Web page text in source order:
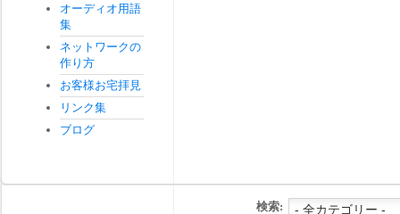
オーディオ用語
集
ネットワークの
作り方
お客様お宅拝見
リンク集
ブログ
検索: